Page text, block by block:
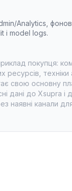
Analytics,
і model logs.
покупця:
ресурсів,
свою основну
дані до Xsupra і
наявні канали